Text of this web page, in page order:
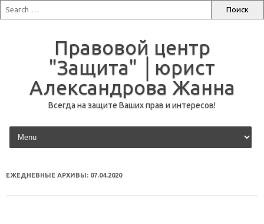
Правовой центр
"Защита" │юрист
Александрова Жанна
Всегда на защите Ваших прав и интересов!
перейти к содержанию
ЕЖЕДНЕВНЫЕ АРХИВЫ: 07.04.2020